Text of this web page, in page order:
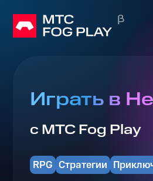
Играть в
с МТС Fog Play
RPG Стратегии